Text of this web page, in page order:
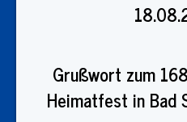
Grußwort zum
Heimatfest in Bad